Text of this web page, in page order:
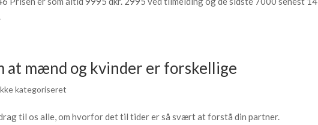
at mænd og kvinder er forskellige
kategoriseret
til os alle, om hvorfor det til tider er så svært at forstå din partner.